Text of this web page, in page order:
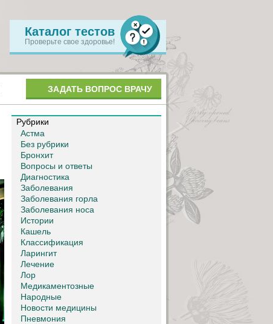
Каталог тестов
Проверьте свое здоровье!
ЗАДАТЬ ВОПРОС ВРАЧУ
Рубрики
Астма
Без рубрики
Бронхит
Вопросы и ответы
Диагностика
Заболевания
Заболевания горла
Заболевания носа
Истории
Кашель
Классификация
Ларингит
Лечение
Лор
Медикаментозные
Народные
Новости медицины
Пневмония